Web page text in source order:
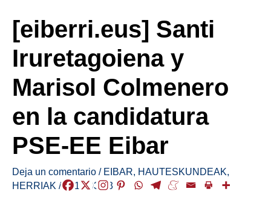
[eiberri.eus] Santi
Iruretagoiena y
Marisol Colmenero
en la candidatura
PSE-EE Eibar
Deja un comentario / EIBAR, HAUTESKUNDEAK,
HERRIAK /2019-03-03